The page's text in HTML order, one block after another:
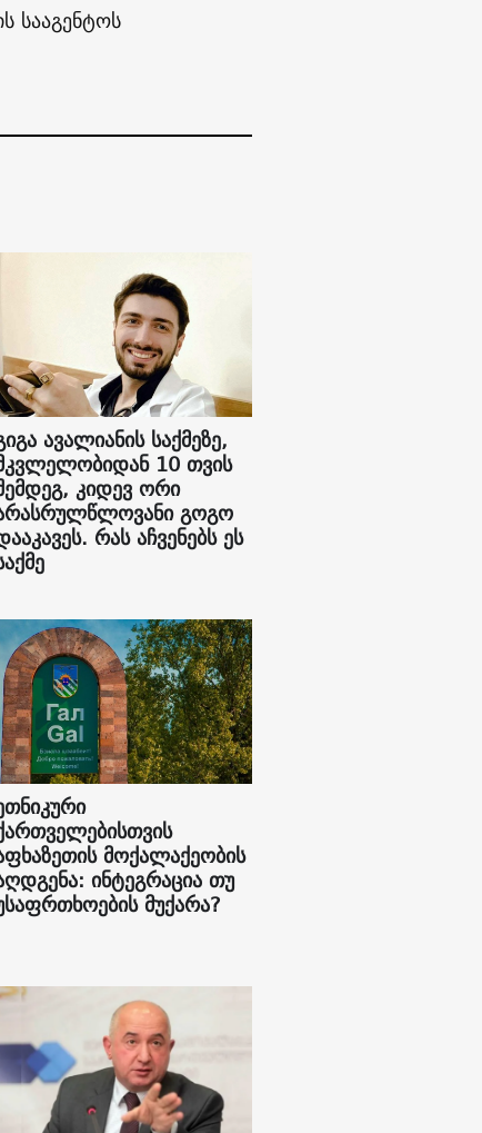
სააგენტოს
ავალიანის საქმეზე,
10 თვის
კიდევ ორი
გოგო
რას აჩვენებს ეს
მოქალაქეობის
ინტეგრაცია თუ
მუქარა?